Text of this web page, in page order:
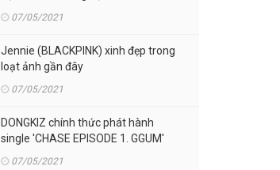
07/05/2021
Jennie (BLACKPINK) xinh đẹp trong
loạt ảnh gần đây
07/05/2021
DONGKIZ chính thức phát hành
single 'CHASE EPISODE 1. GGUM'
07/05/2021